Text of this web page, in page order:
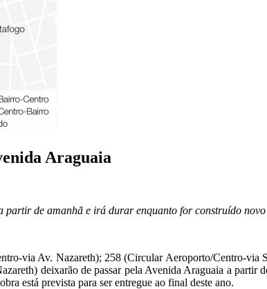
Araguaia
partir de amanhã e irá durar enquanto for construído
via Av. Nazareth); 258 (Circular Aeroporto/Centro-
deixarão de passar pela Avenida Araguaia a partir
está prevista para ser entregue ao final deste ano.